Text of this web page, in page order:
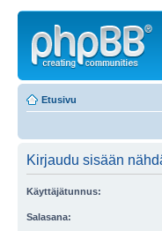
Etusivu
Kirjaudu sisään
Käyttäjätunnus:
Salasana: